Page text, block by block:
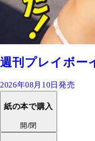
週刊プレイボー
2026年08月10日発売
紙の本で購入
開/閉